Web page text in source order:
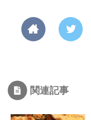
関連記事